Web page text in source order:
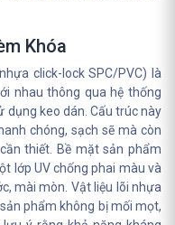
Khóa
click-lock SPC/PVC) là
nhau thông qua hệ thống
keo dán. Cấu trúc này
chóng, sạch sẽ mà còn
thiết. Bề mặt sản phẩm
lớp UV chống phai màu và
mài mòn. Vật liệu lõi nhựa
phẩm không bị mối mọt,